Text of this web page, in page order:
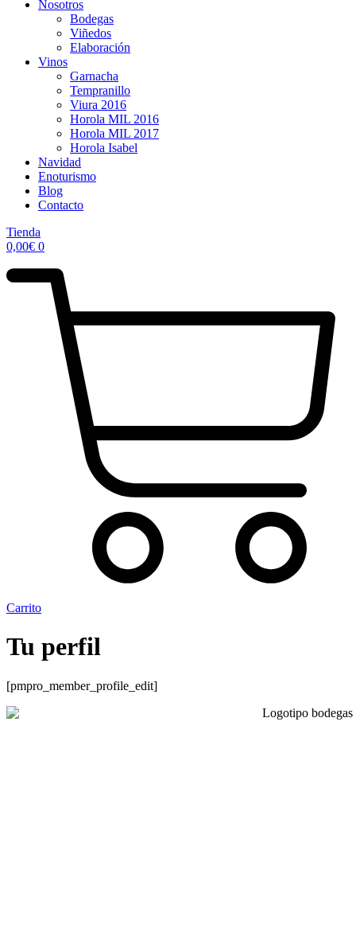
Nosotros
Bodegas
Viñedos
Elaboración
Vinos
Garnacha
Tempranillo
Viura 2016
Horola MIL 2016
Horola MIL 2017
Horola Isabel
Navidad
Enoturismo
Blog
Contacto
Tienda
0,00€ 0
Carrito
Tu perfil
[pmpro_member_profile_edit]